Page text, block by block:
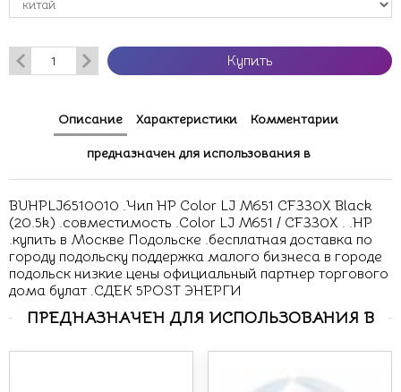
Купить
Описание Характеристики Комментарии
предназначен для использования в
BUHPLJ6510010 .Чип HP Color LJ M651 CF330X Black
(20.5k) .совместимость .Color LJ M651 / CF330X . .HP
.купить в Москве Подольске .бесплатная доставка по
городу подольску поддержка малого бизнеса в городе
подольск низкие цены официальный партнер торгового
дома булат .СДЕК 5POST ЭНЕРГИ
ПРЕДНАЗНАЧЕН ДЛЯ ИСПОЛЬЗОВАНИЯ В